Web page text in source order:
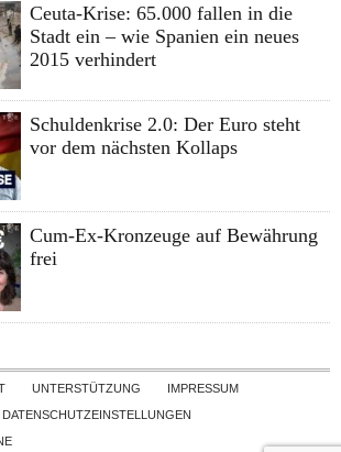
Ceuta-Krise: 65.000 fallen in die
Stadt ein – wie Spanien ein neues
2015 verhindert
Schuldenkrise 2.0: Der Euro steht
vor dem nächsten Kollaps
Cum-Ex-Kronzeuge auf Bewährung
frei
Skip to content
UNTERSTÜTZUNG
IMPRESSUM
DATENSCHUTZEINSTELLUNGEN